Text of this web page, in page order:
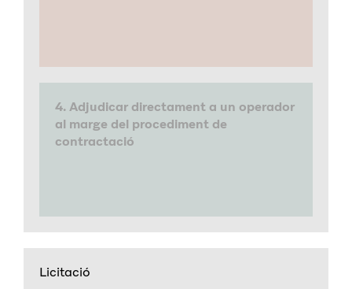
4. Adjudicar directament a un operador
al marge del procediment de
contractació
Licitació